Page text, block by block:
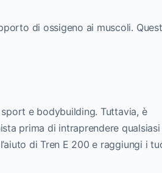
di ossigeno ai muscoli.
e bodybuilding. Tuttavia, è
prima di intraprendere qualsiasi
di Tren E 200 e raggiungi i